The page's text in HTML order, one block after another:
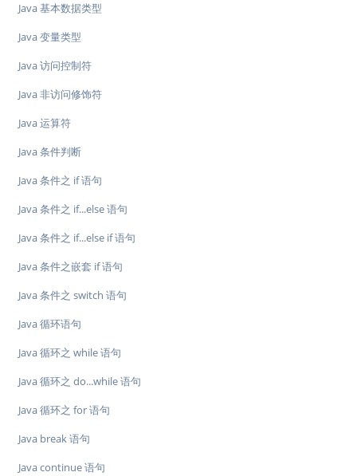
Java 基本数据类型
Java 变量类型
Java 访问控制符
Java 非访问修饰符
Java 运算符
Java 条件判断
Java 条件之 if 语句
Java 条件之 if...else 语句
Java 条件之 if...else if 语句
Java 条件之嵌套 if 语句
Java 条件之 switch 语句
Java 循环语句
Java 循环之 while 语句
Java 循环之 do...while 语句
Java 循环之 for 语句
Java break 语句
Java continue 语句